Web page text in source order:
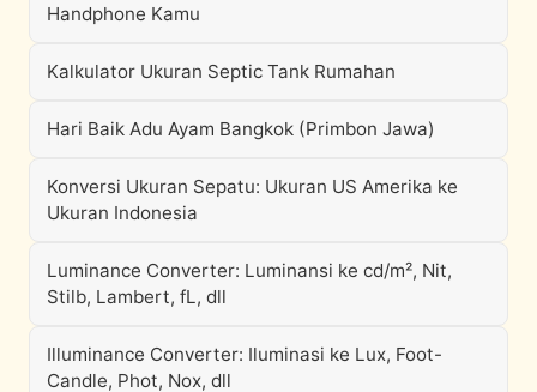
Handphone Kamu
Kalkulator Ukuran Septic Tank Rumahan
Hari Baik Adu Ayam Bangkok (Primbon Jawa)
Konversi Ukuran Sepatu: Ukuran US Amerika ke
Ukuran Indonesia
Luminance Converter: Luminansi ke cd/m², Nit,
Stilb, Lambert, fL, dll
Illuminance Converter: Iluminasi ke Lux, Foot-
Candle, Phot, Nox, dll